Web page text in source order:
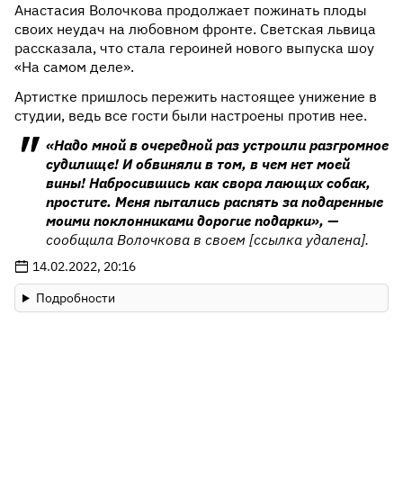
Анастасия Волочкова продолжает пожинать плоды
своих неудач на любовном фронте. Светская львица
рассказала, что стала героиней нового выпуска шоу
«На самом деле».
Артистке пришлось пережить настоящее унижение в
студии, ведь все гости были настроены против нее.
«Надо мной в очередной раз устроили разгромное
судилище! И обвиняли в том, в чем нет моей
вины! Набросившись как свора лающих собак,
простите. Меня пытались распять за подаренные
моими поклонниками дорогие подарки», —
сообщила Волочкова в своем [ссылка удалена].
14.02.2022, 20:16
Подробности